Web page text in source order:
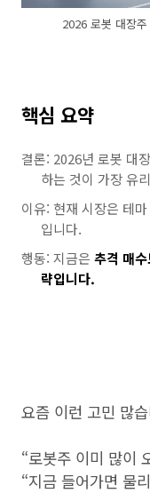
2026 로봇 대장
핵심 요약
결론: 2026년 로봇 대
하는 것이 가장 유
이유: 현재 시장은 테
입니다.
행동: 지금은 추격 매
략입니다.
요즘 이런 고민 많
“로봇주 이미 많이
“지금 들어가면 물